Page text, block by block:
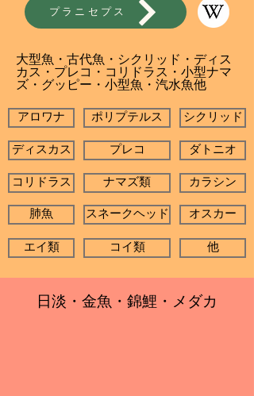
プラニセプス
大型魚・古代魚・シクリッド・ディス
カス・プレコ・コリドラス・小型ナマ
ズ・グッピー・小型魚・汽水魚他
アロワナ ポリプテルス シクリッド
ディスカス プレコ ダトニオ
コリドラス ナマズ類 カラシン
肺魚 スネークヘッド オスカー
エイ類 コイ類 他
日淡・金魚・錦鯉・メダカ